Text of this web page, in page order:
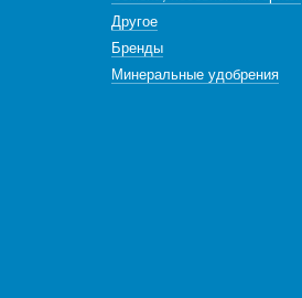
Другое
Бренды
Минеральные удобрения